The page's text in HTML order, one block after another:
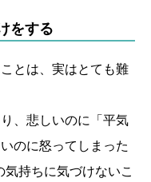
をする
とは、実はとても難
、悲しいのに「平気
のに怒ってしまった
持ちに気づけないこ